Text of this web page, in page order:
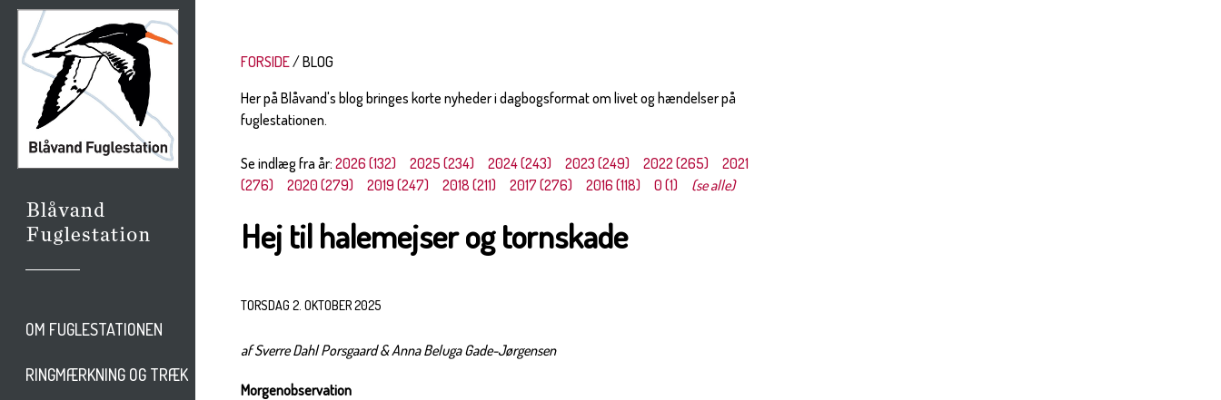
OM FUGLESTATIONEN
RINGMÆRKNING OG TRÆK
FORSIDE
BLOG
Her på Blåvand's blog bringes korte nyheder i dagbogsformat om livet og hændelser på
fuglestationen.
Se indlæg fra år:2026 (132) 2025 (234) 2024 (243) 2023 (249) 2022 (265)
2021
(276)
2020 (279) 2019 (247) 2018 (211) 2017 (276) 2016 (118) 0 (1) (se alle)
Hej til halemejser og tornskade
TORSDAG 2. OKTOBER 2025
af Sverre Dahl Porsgaard & Anna Beluga Gade-Jørgensen
Morgenobservation